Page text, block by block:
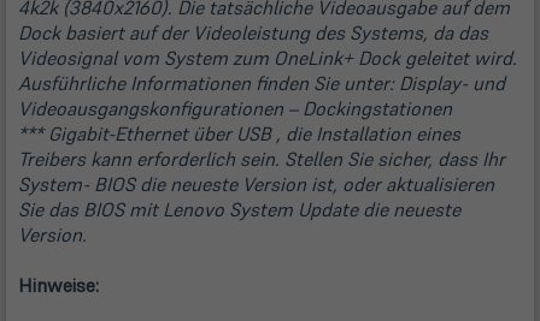
4k2k (3840x2160). Die tatsächliche Videoausgabe auf dem
Dock basiert auf der Videoleistung des Systems, da das
Videosignal vom System zum OneLink+ Dock geleitet wird.
Ausführliche Informationen finden Sie unter: Display- und
Videoausgangskonfigurationen – Dockingstationen
*** Gigabit-Ethernet über USB , die Installation eines
Treibers kann erforderlich sein. Stellen Sie sicher, dass Ihr
System- BIOS die neueste Version ist, oder aktualisieren
Sie das BIOS mit Lenovo System Update die neueste
Version.
Hinweise: